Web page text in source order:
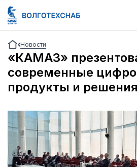
Новости
«КАМАЗ»
современные
продукты и решения